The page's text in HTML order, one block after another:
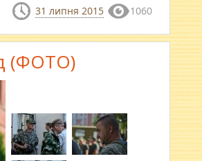
31 липня 2015 1060
(ФОТО)